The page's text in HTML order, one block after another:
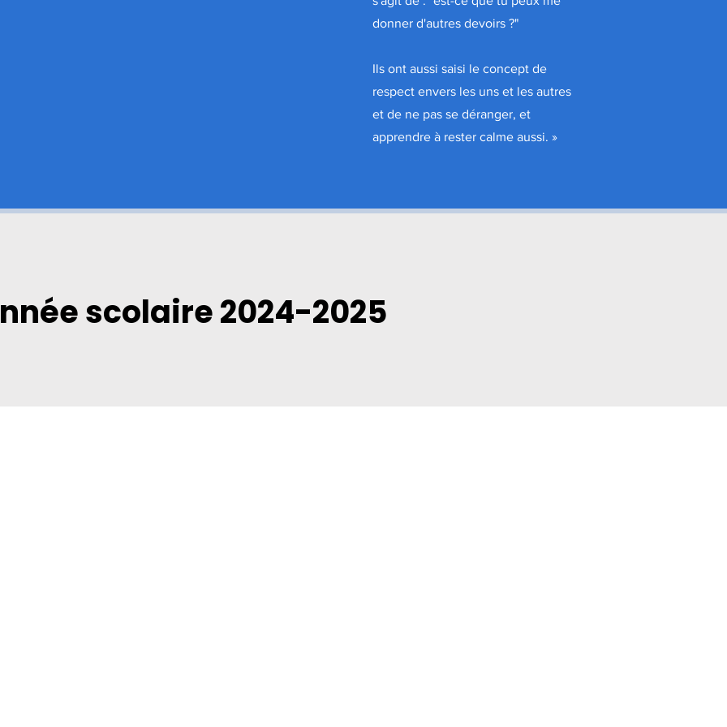
donner d'autres devoirs ?"
Ils ont aussi saisi le concept de
respect envers les uns et les autres
et de ne pas se déranger, et
apprendre à rester calme aussi. »
scolaire 2024-2025